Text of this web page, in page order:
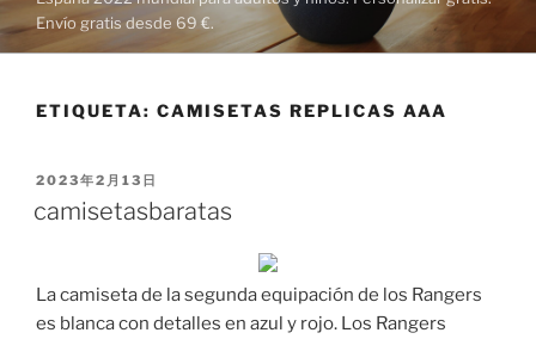
Envío gratis desde 69 €.
ETIQUETA: CAMISETAS REPLICAS AAA
PUBLICADO
2023年2月13日
camisetasbaratas
La camiseta de la segunda equipación de los Rangers
es blanca con detalles en azul y rojo. Los Rangers